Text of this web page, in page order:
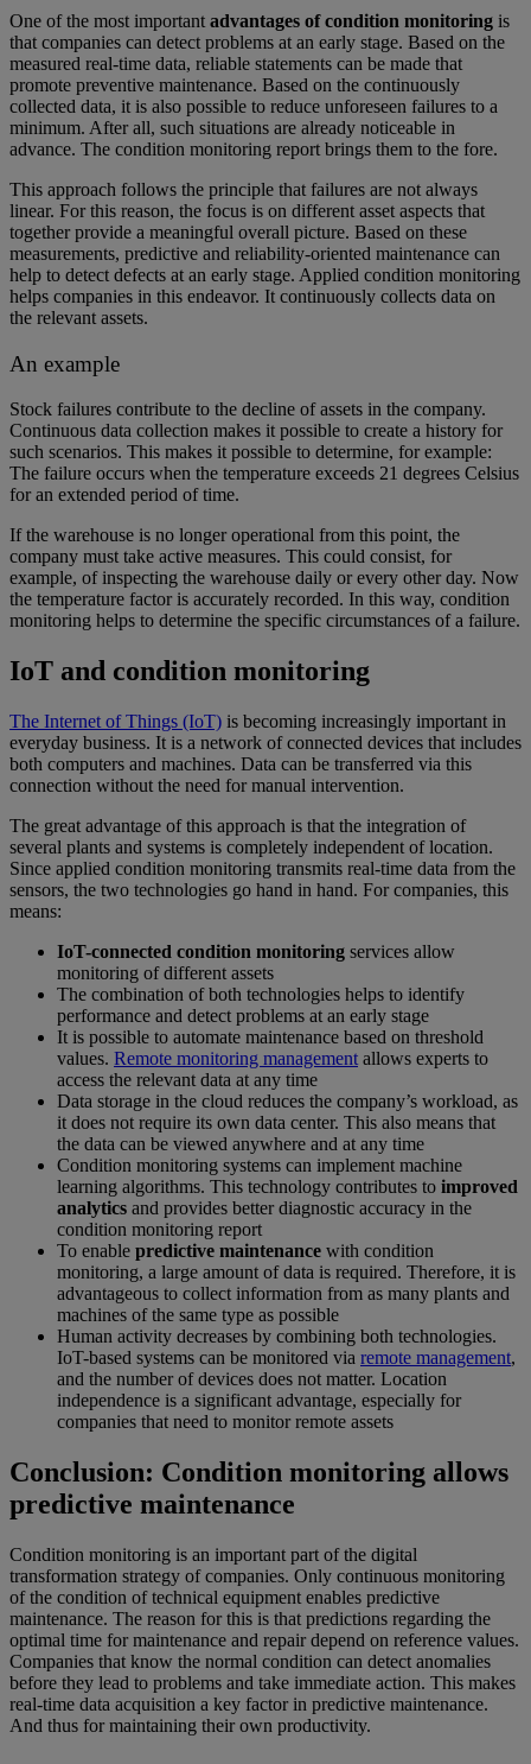
One of the most important advantages of condition monitoring is
that companies can detect problems at an early stage. Based on the
measured real-time data, reliable statements can be made that
promote preventive maintenance. Based on the continuously
collected data, it is also possible to reduce unforeseen failures to a
minimum. After all, such situations are already noticeable in
advance. The condition monitoring report brings them to the fore.
This approach follows the principle that failures are not always
linear. For this reason, the focus is on different asset aspects that
together provide a meaningful overall picture. Based on these
measurements, predictive and reliability-oriented maintenance can
help to detect defects at an early stage. Applied condition monitoring
helps companies in this endeavor. It continuously collects data on
the relevant assets.
An example
Stock failures contribute to the decline of assets in the company.
Continuous data collection makes it possible to create a history for
such scenarios. This makes it possible to determine, for example:
The failure occurs when the temperature exceeds 21 degrees Celsius
for an extended period of time.
If the warehouse is no longer operational from this point, the
company must take active measures. This could consist, for
example, of inspecting the warehouse daily or every other day. Now
the temperature factor is accurately recorded. In this way, condition
monitoring helps to determine the specific circumstances of a failure.
IoT and condition monitoring
The Internet of Things (IoT) is becoming increasingly important in
everyday business. It is a network of connected devices that includes
both computers and machines. Data can be transferred via this
connection without the need for manual intervention.
The great advantage of this approach is that the integration of
several plants and systems is completely independent of location.
Since applied condition monitoring transmits real-time data from the
sensors, the two technologies go hand in hand. For companies, this
means:
IoT-connected condition monitoring services allow
monitoring of different assets
The combination of both technologies helps to identify
performance and detect problems at an early stage
It is possible to automate maintenance based on threshold
values. Remote monitoring management allows experts to
access the relevant data at any time
Data storage in the cloud reduces the company’s workload, as
it does not require its own data center. This also means that
the data can be viewed anywhere and at any time
Condition monitoring systems can implement machine
learning algorithms. This technology contributes to improved
analytics and provides better diagnostic accuracy in the
condition monitoring report
To enable predictive maintenance with condition
monitoring, a large amount of data is required. Therefore, it is
advantageous to collect information from as many plants and
machines of the same type as possible
Human activity decreases by combining both technologies.
IoT-based systems can be monitored via remote management,
and the number of devices does not matter. Location
independence is a significant advantage, especially for
companies that need to monitor remote assets
Conclusion: Condition monitoring allows
predictive maintenance
Condition monitoring is an important part of the digital
transformation strategy of companies. Only continuous monitoring
of the condition of technical equipment enables predictive
maintenance. The reason for this is that predictions regarding the
optimal time for maintenance and repair depend on reference values.
Companies that know the normal condition can detect anomalies
before they lead to problems and take immediate action. This makes
real-time data acquisition a key factor in predictive maintenance.
And thus for maintaining their own productivity.